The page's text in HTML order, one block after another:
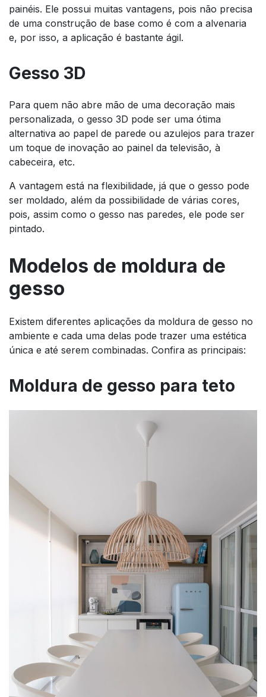
painéis. Ele possui muitas vantagens, pois não precisa
de uma construção de base como é com a alvenaria
e, por isso, a aplicação é bastante ágil.
Gesso 3D
Para quem não abre mão de uma decoração mais
personalizada, o gesso 3D pode ser uma ótima
alternativa ao papel de parede ou azulejos para trazer
um toque de inovação ao painel da televisão, à
cabeceira, etc.
A vantagem está na flexibilidade, já que o gesso pode
ser moldado, além da possibilidade de várias cores,
pois, assim como o gesso nas paredes, ele pode ser
pintado.
Modelos de moldura de
gesso
Existem diferentes aplicações da moldura de gesso no
ambiente e cada uma delas pode trazer uma estética
única e até serem combinadas. Confira as principais:
Moldura de gesso para teto